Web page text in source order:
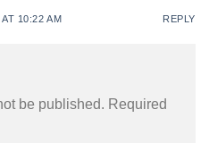
10:22 AM REPLY
be published. Required